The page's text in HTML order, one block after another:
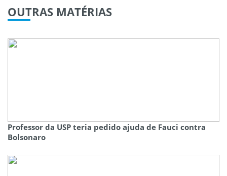
OUTRAS MATÉRIAS
Professor da USP teria pedido ajuda de Fauci contra
Bolsonaro